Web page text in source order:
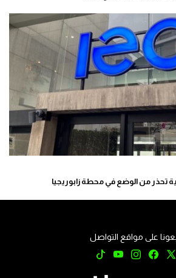
تحذر من الوضع في محطة زابوريجيا
على مواقع التواصل